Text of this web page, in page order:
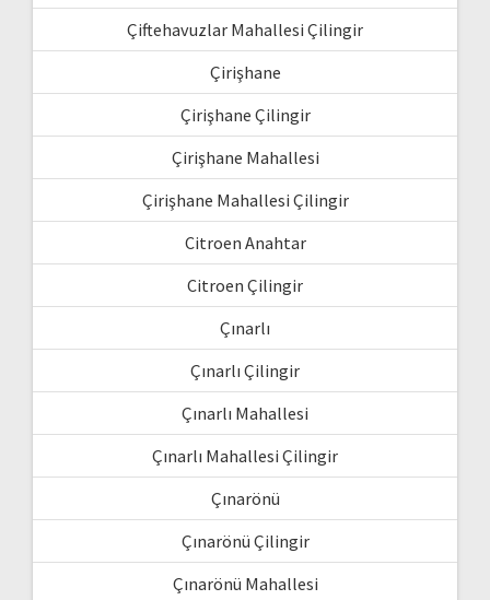
Çiftehavuzlar Mahallesi Çilingir
Çirişhane
Çirişhane Çilingir
Çirişhane Mahallesi
Çirişhane Mahallesi Çilingir
Citroen Anahtar
Citroen Çilingir
Çınarlı
Çınarlı Çilingir
Çınarlı Mahallesi
Çınarlı Mahallesi Çilingir
Çınarönü
Çınarönü Çilingir
Çınarönü Mahallesi